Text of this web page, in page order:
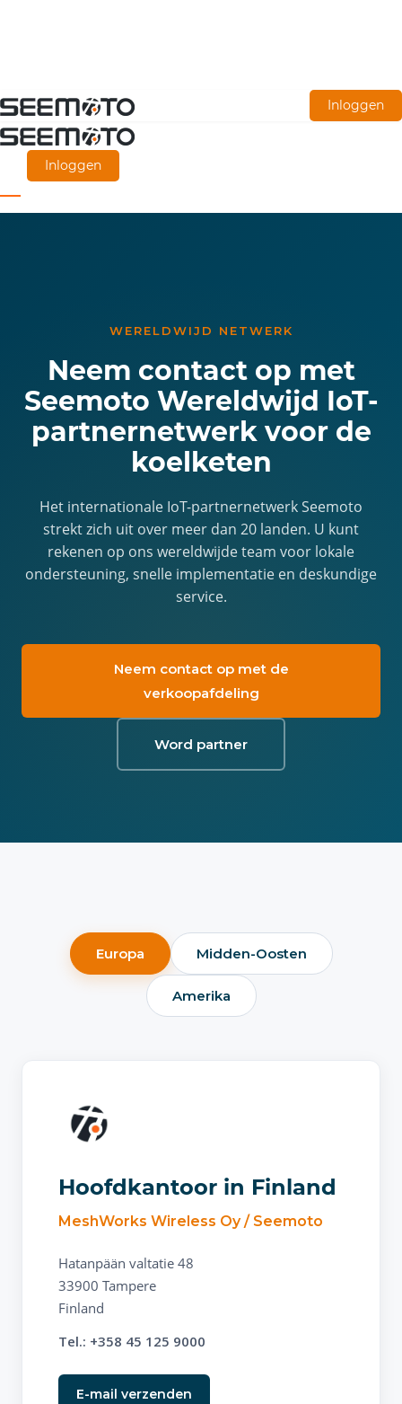
Ga
naar
hoofdinhoud
Inloggen
Inloggen
WERELDWIJD NETWERK
Neem contact op met
Seemoto Wereldwijd IoT-
partnernetwerk voor de
koelketen
Het internationale IoT-partnernetwerk Seemoto
strekt zich uit over meer dan 20 landen. U kunt
rekenen op ons wereldwijde team voor lokale
ondersteuning, snelle implementatie en deskundige
service.
Neem contact op met de
verkoopafdeling
Word partner
Europa Midden-Oosten
Amerika
Hoofdkantoor in Finland
MeshWorks Wireless Oy / Seemoto
Hatanpään valtatie 48
33900 Tampere
Finland
Tel.: +358 45 125 9000
E-mail verzenden